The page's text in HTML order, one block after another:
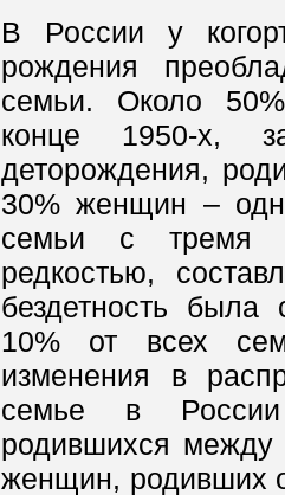
В России у
рождения
семьи. Около
конце 1950-х,
деторождения,
30% женщин –
семьи с тремя
редкостью,
бездетность
10% от всех
изменения в
семье в
родившихся
женщин, родивших